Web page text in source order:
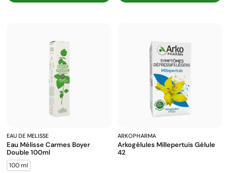
EAU DE MELISSE
Eau Mélisse Carmes Boyer
Double 100ml
100 ml
ARKOPHARMA
Arkogélules Millepertuis Gélule
42